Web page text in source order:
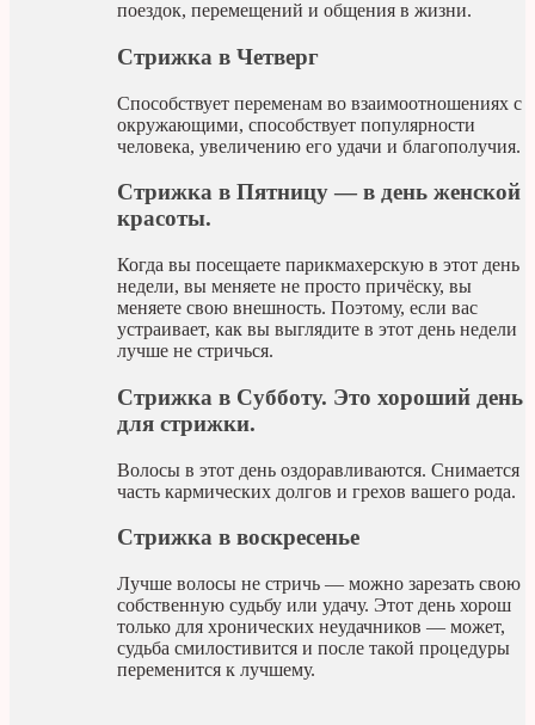
поездок, перемещений и общения в жизни.
Стрижка в Четверг
Способствует переменам во взаимоотношениях с
окружающими, способствует популярности
человека, увеличению его удачи и благополучия.
Стрижка в Пятницу — в день женской
красоты.
Когда вы посещаете парикмахерскую в этот день
недели, вы меняете не просто причёску, вы
меняете свою внешность. Поэтому, если вас
устраивает, как вы выглядите в этот день недели
лучше не стричься.
Стрижка в Субботу. Это хороший день
для стрижки.
Волосы в этот день оздоравливаются. Снимается
часть кармических долгов и грехов вашего рода.
Стрижка в воскресенье
Лучше волосы не стричь — можно зарезать свою
собственную судьбу или удачу. Этот день хорош
только для хронических неудачников — может,
судьба смилостивится и после такой процедуры
переменится к лучшему.